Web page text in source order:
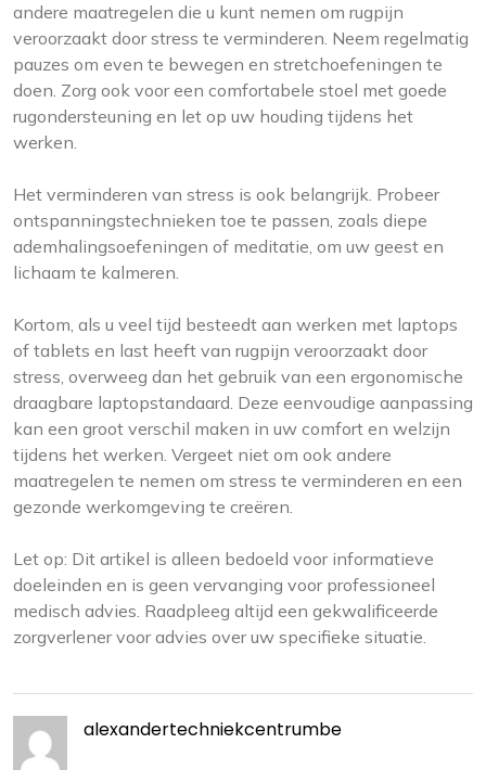
andere maatregelen die u kunt nemen om rugpijn
veroorzaakt door stress te verminderen. Neem regelmatig
pauzes om even te bewegen en stretchoefeningen te
doen. Zorg ook voor een comfortabele stoel met goede
rugondersteuning en let op uw houding tijdens het
werken.
Het verminderen van stress is ook belangrijk. Probeer
ontspanningstechnieken toe te passen, zoals diepe
ademhalingsoefeningen of meditatie, om uw geest en
lichaam te kalmeren.
Kortom, als u veel tijd besteedt aan werken met laptops
of tablets en last heeft van rugpijn veroorzaakt door
stress, overweeg dan het gebruik van een ergonomische
draagbare laptopstandaard. Deze eenvoudige aanpassing
kan een groot verschil maken in uw comfort en welzijn
tijdens het werken. Vergeet niet om ook andere
maatregelen te nemen om stress te verminderen en een
gezonde werkomgeving te creëren.
Let op: Dit artikel is alleen bedoeld voor informatieve
doeleinden en is geen vervanging voor professioneel
medisch advies. Raadpleeg altijd een gekwalificeerde
zorgverlener voor advies over uw specifieke situatie.
alexandertechniekcentrumbe